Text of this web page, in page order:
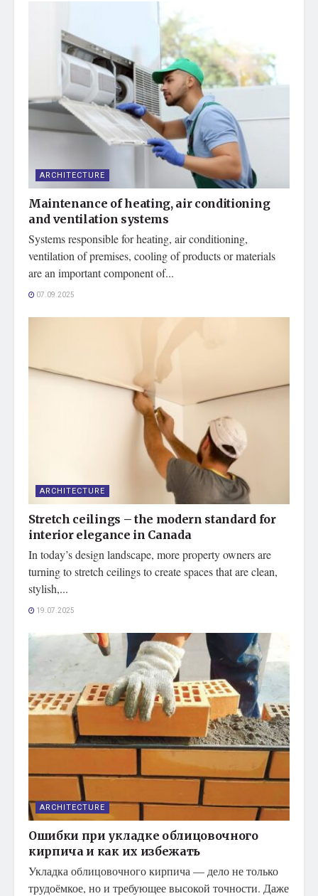
ARCHITECTURE
Maintenance of heating, air conditioning
and ventilation systems
Systems responsible for heating, air conditioning,
ventilation of premises, cooling of products or materials
are an important component of...
07.09.2025
ARCHITECTURE
Stretch ceilings – the modern standard for
interior elegance in Canada
In today’s design landscape, more property owners are
turning to stretch ceilings to create spaces that are clean,
stylish,...
19.07.2025
ARCHITECTURE
Ошибки при укладке облицовочного
кирпича и как их избежать
Укладка облицовочного кирпича — дело не только
трудоёмкое, но и требующее высокой точности. Даже